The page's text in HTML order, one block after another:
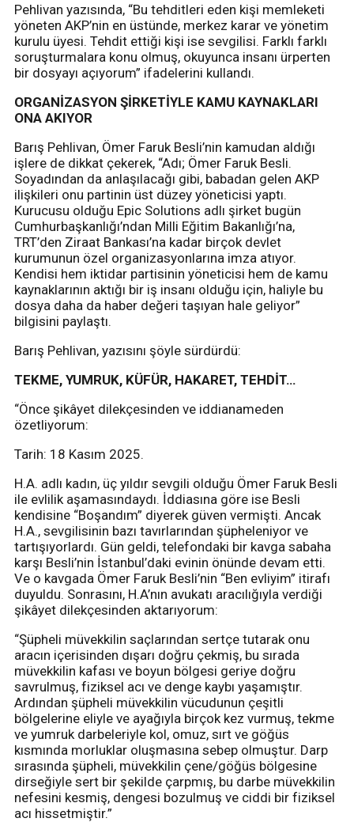
Pehlivan yazısında, “Bu tehditleri eden kişi memleketi
yöneten AKP’nin en üstünde, merkez karar ve yönetim
kurulu üyesi. Tehdit ettiği kişi ise sevgilisi. Farklı farklı
soruşturmalara konu olmuş, okuyunca insanı ürperten
bir dosyayı açıyorum” ifadelerini kullandı.
ORGANİZASYON ŞİRKETİYLE KAMU KAYNAKLARI
ONA AKIYOR
Barış Pehlivan, Ömer Faruk Besli’nin kamudan aldığı
işlere de dikkat çekerek, “Adı; Ömer Faruk Besli.
Soyadından da anlaşılacağı gibi, babadan gelen AKP
ilişkileri onu partinin üst düzey yöneticisi yaptı.
Kurucusu olduğu Epic Solutions adlı şirket bugün
Cumhurbaşkanlığı’ndan Milli Eğitim Bakanlığı’na,
TRT’den Ziraat Bankası’na kadar birçok devlet
kurumunun özel organizasyonlarına imza atıyor.
Kendisi hem iktidar partisinin yöneticisi hem de kamu
kaynaklarının aktığı bir iş insanı olduğu için, haliyle bu
dosya daha da haber değeri taşıyan hale geliyor”
bilgisini paylaştı.
Barış Pehlivan, yazısını şöyle sürdürdü:
TEKME, YUMRUK, KÜFÜR, HAKARET, TEHDİT…
“Önce şikâyet dilekçesinden ve iddianameden
özetliyorum:
Tarih: 18 Kasım 2025.
H.A. adlı kadın, üç yıldır sevgili olduğu Ömer Faruk Besli
ile evlilik aşamasındaydı. İddiasına göre ise Besli
kendisine “Boşandım” diyerek güven vermişti. Ancak
H.A., sevgilisinin bazı tavırlarından şüpheleniyor ve
tartışıyorlardı. Gün geldi, telefondaki bir kavga sabaha
karşı Besli’nin İstanbul’daki evinin önünde devam etti.
Ve o kavgada Ömer Faruk Besli’nin “Ben evliyim” itirafı
duyuldu. Sonrasını, H.A’nın avukatı aracılığıyla verdiği
şikâyet dilekçesinden aktarıyorum:
“Şüpheli müvekkilin saçlarından sertçe tutarak onu
aracın içerisinden dışarı doğru çekmiş, bu sırada
müvekkilin kafası ve boyun bölgesi geriye doğru
savrulmuş, fiziksel acı ve denge kaybı yaşamıştır.
Ardından şüpheli müvekkilin vücudunun çeşitli
bölgelerine eliyle ve ayağıyla birçok kez vurmuş, tekme
ve yumruk darbeleriyle kol, omuz, sırt ve göğüs
kısmında morluklar oluşmasına sebep olmuştur. Darp
sırasında şüpheli, müvekkilin çene/göğüs bölgesine
dirseğiyle sert bir şekilde çarpmış, bu darbe müvekkilin
nefesini kesmiş, dengesi bozulmuş ve ciddi bir fiziksel
acı hissetmiştir.”